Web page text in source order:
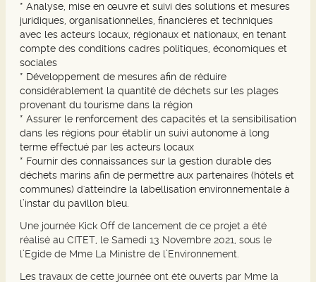
* Analyse, mise en œuvre et suivi des solutions et mesures
juridiques, organisationnelles, financières et techniques
avec les acteurs locaux, régionaux et nationaux, en tenant
compte des conditions cadres politiques, économiques et
sociales
* Développement de mesures afin de réduire
considérablement la quantité de déchets sur les plages
provenant du tourisme dans la région
* Assurer le renforcement des capacités et la sensibilisation
dans les régions pour établir un suivi autonome à long
terme effectué par les acteurs locaux
* Fournir des connaissances sur la gestion durable des
déchets marins afin de permettre aux partenaires (hôtels et
communes) d'atteindre la labellisation environnementale à
l’instar du pavillon bleu.
Une journée Kick Off de lancement de ce projet a été
réalisé au CITET, le Samedi 13 Novembre 2021, sous le
l’Egide de Mme La Ministre de l’Environnement.
Les travaux de cette journée ont été ouverts par Mme la